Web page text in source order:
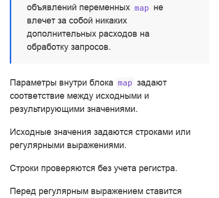
объявлений переменных map не
влечет за собой никаких
дополнительных расходов на
обработку запросов.
Параметры внутри блока map задают
соответствие между исходными и
результирующими значениями.
Исходные значения задаются строками или
регулярными выражениями.
Строки проверяются без учета регистра.
Перед регулярным выражением ставится